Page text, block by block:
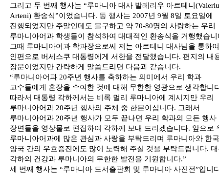
그리고 두 번째 행사는 “루마니아 대사 발레리우 아르테니(Valeriu
Arteni) 환송식”이었습니다. 동 행사는 2007년 9월 8일 토요일에
진행되었지만 주말인데도 불구하고 약 70-80명의 사랑하는 우리
루마니아어과 학생들이 참석하여 대대적인 환송식을 거행했습니
그때 루마니아어과 학과장으로써 저는 아르테니 대사님을 통하여
인편으로 버세스쿠 대통령에게 서한을 전달했습니다. 편지의 내
장문이었지만 간략하게 말씀드리면 다음과 같습니다.
“루마니아어과 20주년 행사를 축하하는 의미에서 우리 학과
교수들에게 훈장을 수여한 것에 대해 무한한 영광으로 생각합니
따라서 대통령 각하께서는 비록 멀리 루마니아에 계시지만 우리
루마니아어과 20주년 행사의 주체 중 한분이십니다. 그래서
루마니아어과 20주년 행사가 모두 끝나면 우리 학과의 모든 행사
장면들을 영상물로 편집하여 각하께 보내 드리겠습니다. 앞으로
루마니아어과에 많은 관심과 사랑을 부탁드리며 루마니아와 한국
양국 간의 우호증진에도 많이 노력해 주실 것을 부탁드립니다.
각하의 건강과 루마니아의 무한한 발전을 기원합니다.”
세 번째 행사는 “루마니아 도서출판회 및 루마니아 사진전”입니